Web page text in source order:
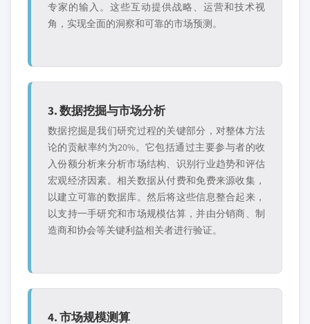
专家的输入。这些互动提供战略、运营和技术视
角，实现全面的洞察和可靠的市场预测。
3. 数据挖掘与市场分析
数据挖掘是我们研究过程的关键部分，对整体方法
论的贡献率约为20%。它包括通过主要参与者的收
入份额分析来分析市场结构、识别行业趋势和评估
宏观经济因素。相关数据从付费和免费来源收集，
以建立可靠的数据库。然后将这些信息整合起来，
以支持一手研究和市场规模估算，并由分销商、制
造商和协会等关键利益相关者进行验证。
4. 市场规模测算